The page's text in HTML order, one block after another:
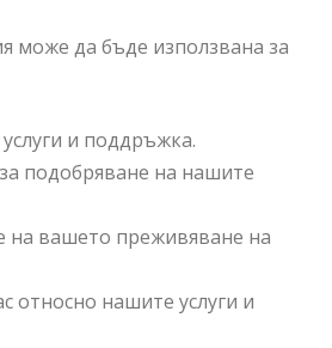
може да бъде използвана за
и поддръжка.
подобряване на нашите
на вашето преживяване на
относно нашите услуги и